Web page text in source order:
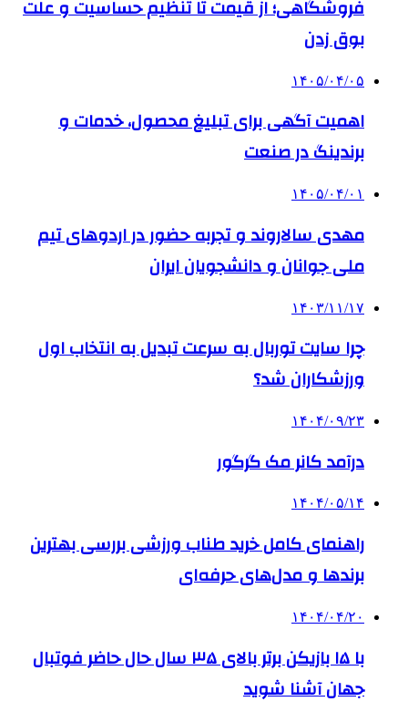
فروشگاهی؛ از قیمت تا تنظیم حساسیت و علت
بوق زدن
۱۴۰۵/۰۴/۰۵
اهمیت آگهی برای تبلیغ محصول، خدمات و
برندینگ در صنعت
۱۴۰۵/۰۴/۰۱
مهدی سالاروند و تجربه حضور در اردوهای تیم
ملی جوانان و دانشجویان ایران
۱۴۰۳/۱۱/۱۷
چرا سایت توربال به ‌سرعت تبدیل به انتخاب اول
ورزشکاران شد؟
۱۴۰۴/۰۹/۲۳
درآمد کانر مک گرگور
۱۴۰۴/۰۵/۱۴
راهنمای کامل خرید طناب ورزشی بررسی بهترین
برندها و مدل‌های حرفه‌ای
۱۴۰۴/۰۴/۲۰
با ۱۵ بازیکن برتر بالای ۳۵ سال حال حاضر فوتبال
جهان آشنا شوید